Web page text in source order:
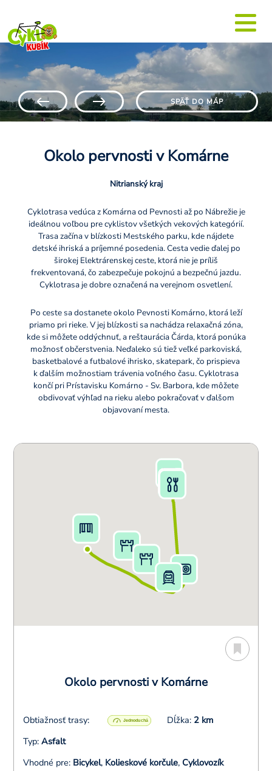
SPÄŤ DO MÁP
Okolo pervnosti v Komárne
Nitrianský kraj
Cyklotrasa vedúca z Komárna od Pevnosti až po Nábrežie je
ideálnou voľbou pre cyklistov všetkých vekových kategórií.
Trasa začína v blízkosti Mestského parku, kde nájdete
detské ihriská a príjemné posedenia. Cesta vedie ďalej po
širokej Elektrárenskej ceste, ktorá nie je príliš
frekventovaná, čo zabezpečuje pokojnú a bezpečnú jazdu.
Cyklotrasa je dobre označená na verejnom osvetlení.
Po ceste sa dostanete okolo Pevnosti Komárno, ktorá leží
priamo pri rieke. V jej blízkosti sa nachádza relaxačná zóna,
kde si môžete oddýchnuť, a reštaurácia Čárda, ktorá ponúka
možnosť občerstvenia. Neďaleko sú tiež veľké parkoviská,
basketbalové a futbalové ihrisko, skatepark, čo prispieva
k ďalším možnostiam trávenia voľného času. Cyklotrasa
končí pri Prístavisku Komárno - Sv. Barbora, kde môžete
obdivovať výhľad na rieku alebo pokračovať v ďalšom
objavovaní mesta.
Okolo pervnosti v Komárne
Obtiažnosť trasy: Dĺžka: 2 km
Typ: Asfalt
Vhodné pre: Bicykel, Kolieskové korčule, Cyklovozík